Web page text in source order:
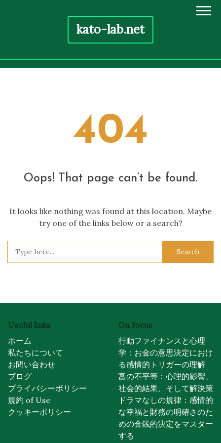
kato-lab.net
404
Oops! That page can’t be found.
It looks like nothing was found at this location. Maybe
try one of the links below or a search?
Useful links
ホーム
私たちについて
お問い合わせ
ブログ
プライバシーポリシー
規約 of Use
クッキーポリシー
On focus
行動ファイナンスと心理
学：お金の意思決定におけ
る感情的トリガーの理解
富の不平等：心理的影響、
社会的結果、そして解決策
ドラマなしの規律：感情的
な幸福と財務の明確さのた
めの金銭的決定をマスター
する